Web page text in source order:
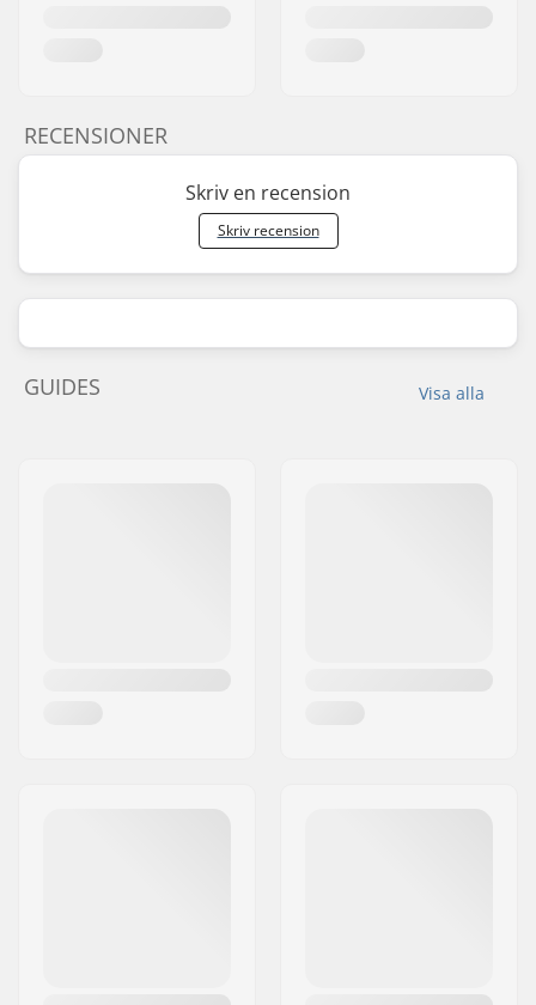
RECENSIONER
Skriv en recension
Skriv recension
Visa alla
GUIDES